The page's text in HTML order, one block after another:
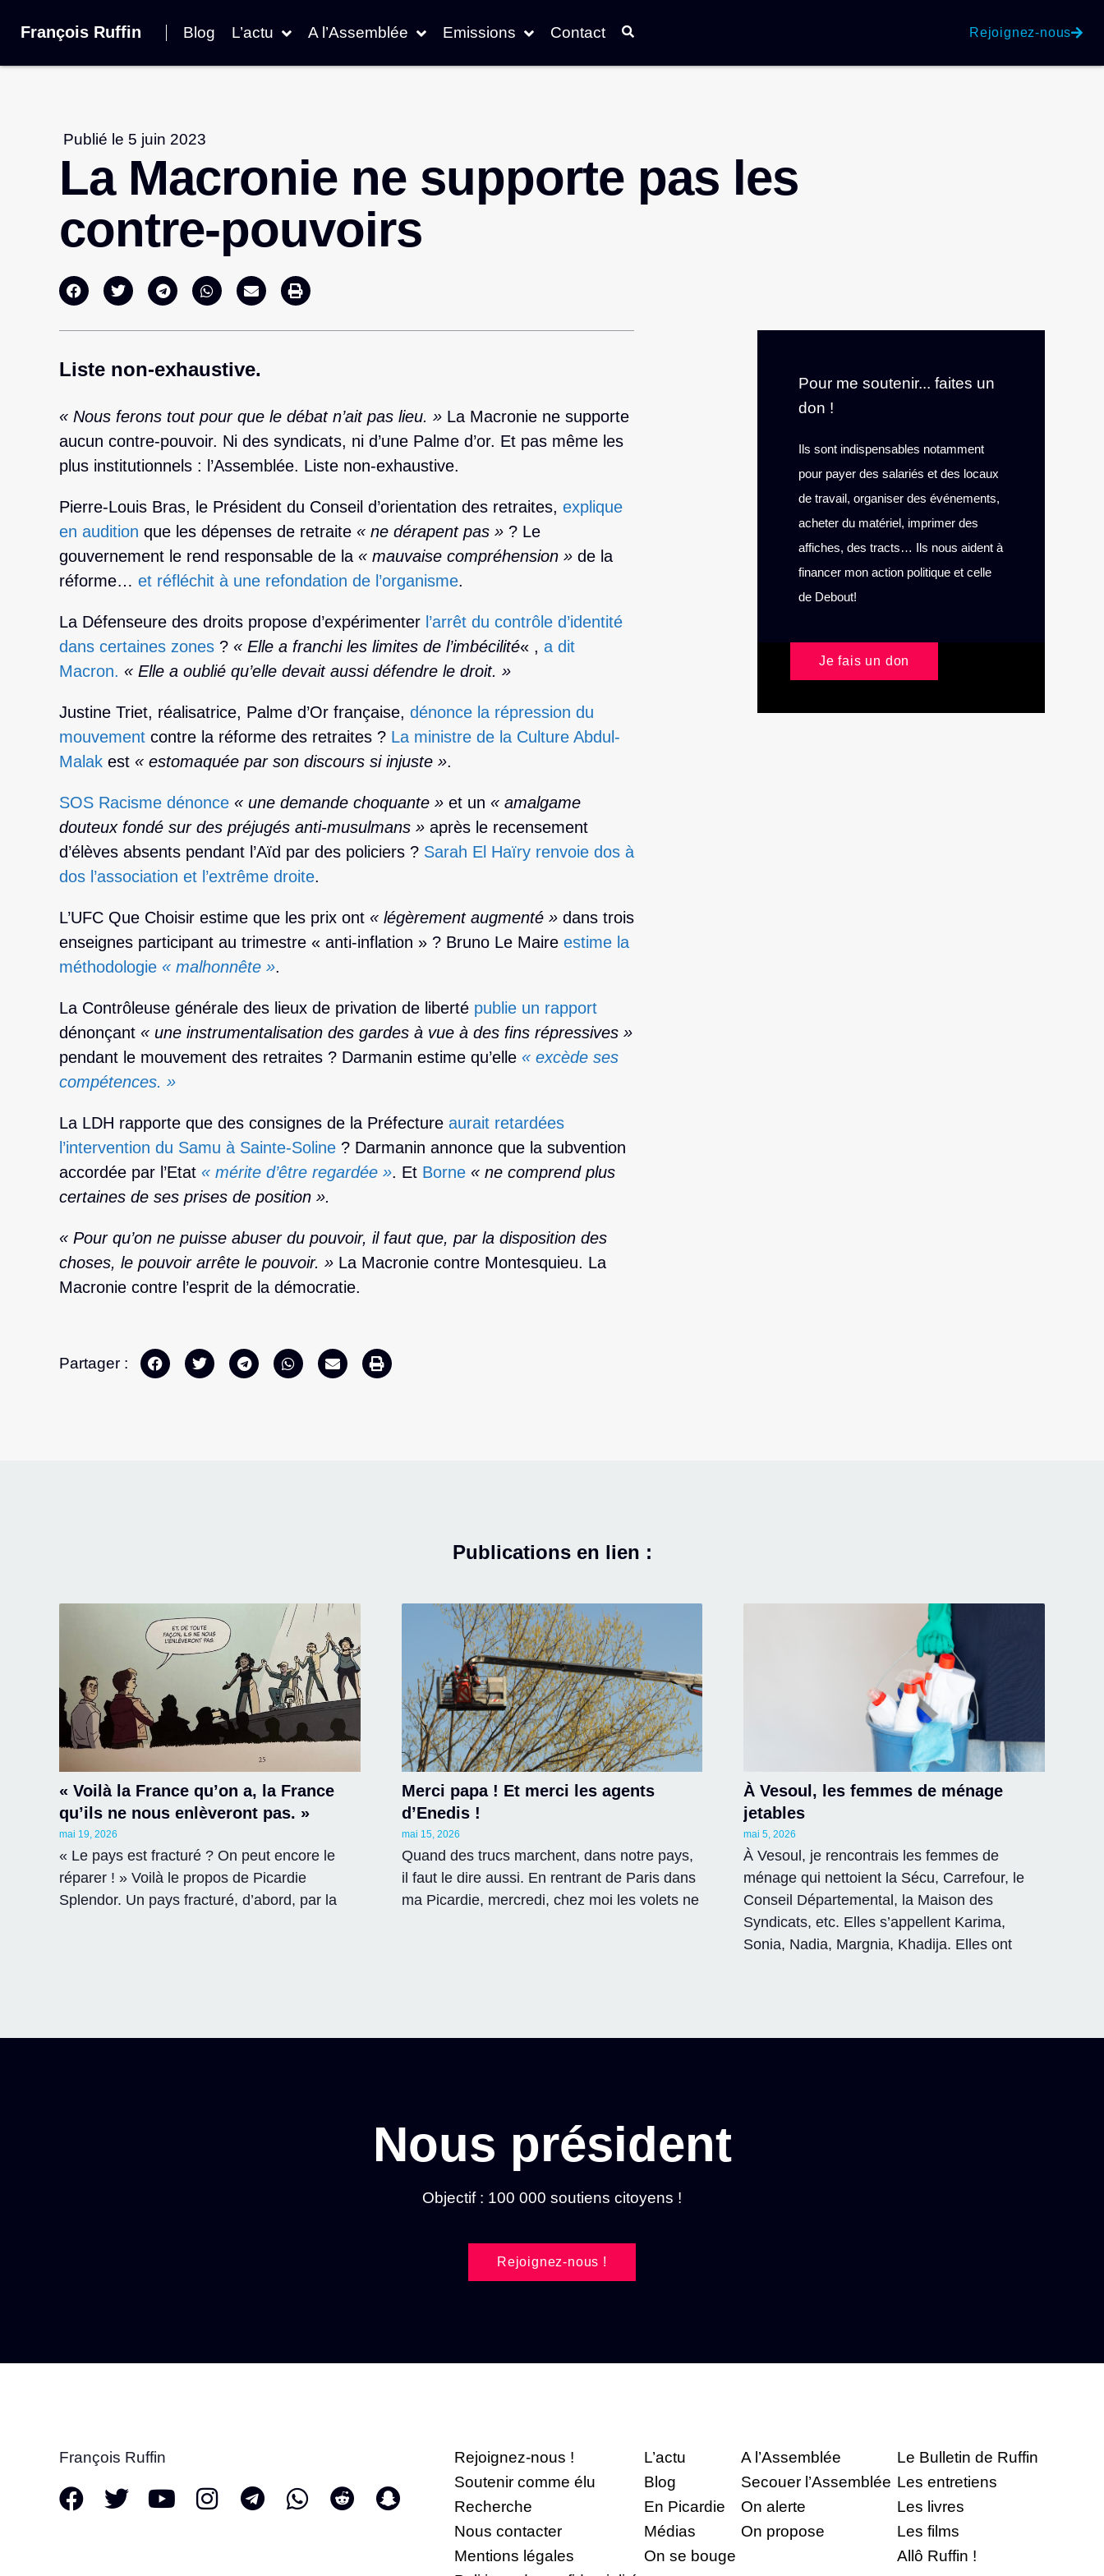
François Ruffin Blog L’actu A l’Assemblée Emissions Contact Rejoignez-nous
Publié le 5 juin 2023
La Macronie ne supporte pas les
contre-pouvoirs
Liste non-exhaustive.
« Nous ferons tout pour que le débat n’ait pas lieu. » La Macronie ne supporte
aucun contre-pouvoir. Ni des syndicats, ni d’une Palme d’or. Et pas même les
plus institutionnels : l’Assemblée. Liste non-exhaustive.
Pierre-Louis Bras, le Président du Conseil d’orientation des retraites, explique
en audition que les dépenses de retraite « ne dérapent pas » ? Le
gouvernement le rend responsable de la « mauvaise compréhension » de la
réforme… et réfléchit à une refondation de l’organisme.
La Défenseure des droits propose d’expérimenter l’arrêt du contrôle d’identité
dans certaines zones ? « Elle a franchi les limites de l’imbécilité« , a dit
Macron. « Elle a oublié qu’elle devait aussi défendre le droit. »
Justine Triet, réalisatrice, Palme d’Or française, dénonce la répression du
mouvement contre la réforme des retraites ? La ministre de la Culture Abdul-
Malak est « estomaquée par son discours si injuste ».
SOS Racisme dénonce « une demande choquante » et un « amalgame
douteux fondé sur des préjugés anti-musulmans » après le recensement
d’élèves absents pendant l’Aïd par des policiers ? Sarah El Haïry renvoie dos à
dos l’association et l’extrême droite.
L’UFC Que Choisir estime que les prix ont « légèrement augmenté » dans trois
enseignes participant au trimestre « anti-inflation » ? Bruno Le Maire estime la
méthodologie « malhonnête ».
La Contrôleuse générale des lieux de privation de liberté publie un rapport
dénonçant « une instrumentalisation des gardes à vue à des fins répressives »
pendant le mouvement des retraites ? Darmanin estime qu’elle « excède ses
compétences. »
La LDH rapporte que des consignes de la Préfecture aurait retardées
l’intervention du Samu à Sainte-Soline ? Darmanin annonce que la subvention
accordée par l’Etat « mérite d’être regardée ». Et Borne « ne comprend plus
certaines de ses prises de position ».
« Pour qu’on ne puisse abuser du pouvoir, il faut que, par la disposition des
choses, le pouvoir arrête le pouvoir. » La Macronie contre Montesquieu. La
Macronie contre l’esprit de la démocratie.
Partager :
Pour me soutenir... faites un
don !
Ils sont indispensables notamment
pour payer des salariés et des locaux
de travail, organiser des événements,
acheter du matériel, imprimer des
affiches, des tracts… Ils nous aident à
financer mon action politique et celle
de Debout!
Je fais un don
Publications en lien :
« Voilà la France qu’on a, la France
qu’ils ne nous enlèveront pas. »
mai 19, 2026
« Le pays est fracturé ? On peut encore le
réparer ! » Voilà le propos de Picardie
Splendor. Un pays fracturé, d’abord, par la
Merci papa ! Et merci les agents
d’Enedis !
mai 15, 2026
Quand des trucs marchent, dans notre pays,
il faut le dire aussi. En rentrant de Paris dans
ma Picardie, mercredi, chez moi les volets ne
À Vesoul, les femmes de ménage
jetables
mai 5, 2026
À Vesoul, je rencontrais les femmes de
ménage qui nettoient la Sécu, Carrefour, le
Conseil Départemental, la Maison des
Syndicats, etc. Elles s’appellent Karima,
Sonia, Nadia, Margnia, Khadija. Elles ont
Nous président
Objectif : 100 000 soutiens citoyens !
Rejoignez-nous !
François Ruffin
Rejoignez-nous !
Soutenir comme élu
Recherche
Nous contacter
Mentions légales
L’actu
Blog
En Picardie
Médias
On se bouge
A l’Assemblée
Secouer l’Assemblée
On alerte
On propose
Le Bulletin de Ruffin
Les entretiens
Les livres
Les films
Allô Ruffin !